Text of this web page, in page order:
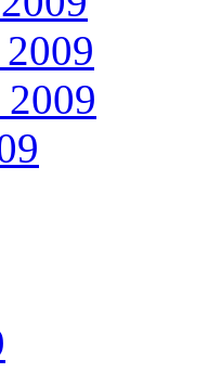
2009